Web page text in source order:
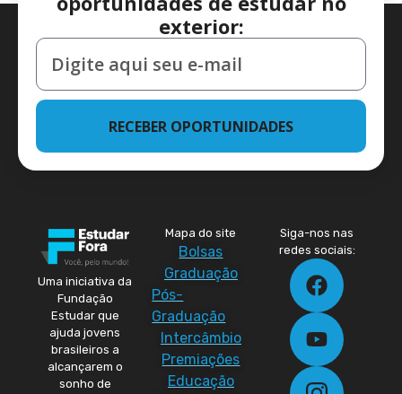
exterior:
RECEBER OPORTUNIDADES
Uma iniciativa da
Fundação
Estudar que
ajuda jovens
brasileiros a
alcançarem o
sonho de
Mapa do site
Bolsas
Graduação
Pós-
Graduação
Intercâmbio
Premiações
Educação
Siga-nos nas
redes sociais: